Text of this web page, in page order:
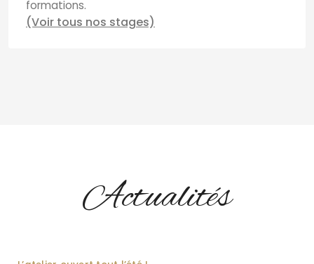
formations.
(Voir tous nos stages)
Actualités